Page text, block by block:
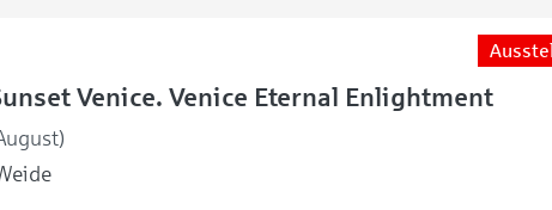
Venice. Venice Eternal Enlightment